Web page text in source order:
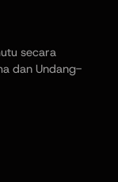
secara
dan Undang-